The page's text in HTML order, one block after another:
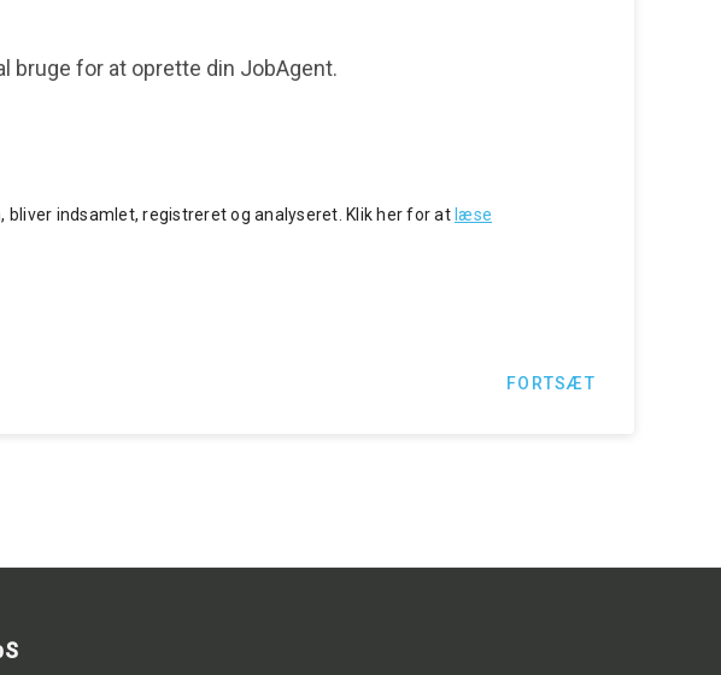
bruge for at oprette din JobAgent.
indsamlet, registreret og analyseret. Klik her for at læse
FORTSÆT